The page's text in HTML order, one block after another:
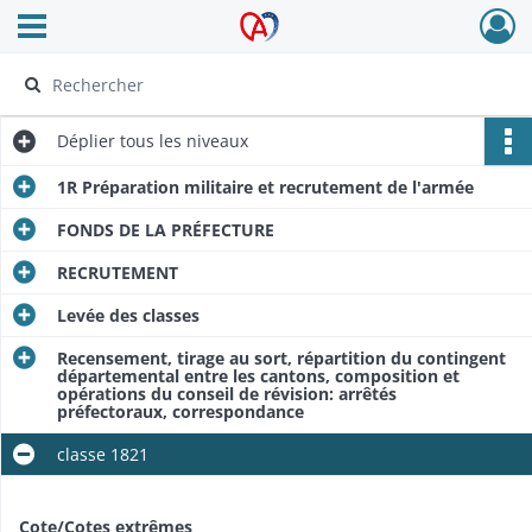
Archives Alsace - Colmar
Ouvrir le menu déroulant
Déplier tous les niveaux
1R Préparation militaire et recrutement de l'armée
FONDS DE LA PRÉFECTURE
RECRUTEMENT
Levée des classes
Recensement, tirage au sort, répartition du contingent
départemental entre les cantons, composition et
opérations du conseil de révision: arrêtés
préfectoraux, correspondance
classe 1821
Cote/Cotes extrêmes